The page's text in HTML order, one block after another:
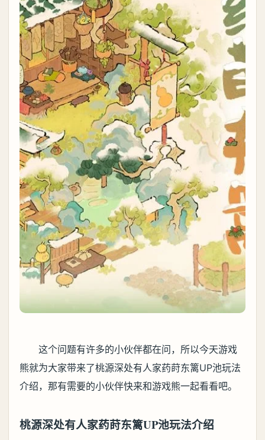
这个问题有许多的小伙伴都在问，所以今天游戏
熊就为大家带来了桃源深处有人家药莳东篱UP池玩法
介绍，那有需要的小伙伴快来和游戏熊一起看看吧。
桃源深处有人家药莳东篱UP池玩法介绍